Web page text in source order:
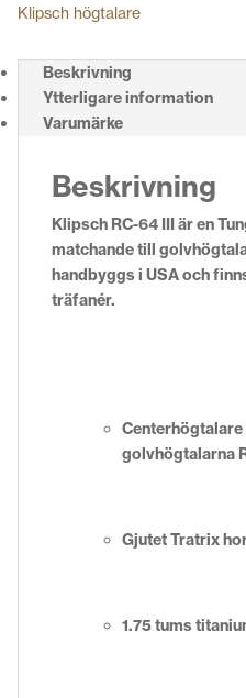
Klipsch högtalare
Beskrivning
Ytterligare information
Varumärke
Beskrivning
Klipsch RC-64 III är en
matchande till
handbyggs i USA och
träfanér.
golvhögtalarna
Gjutet Tratrix
1.75 tums